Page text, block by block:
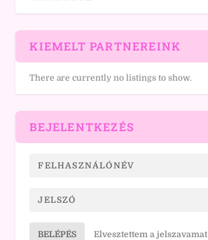
KIEMELT PARTNEREINK
There are currently no listings to show.
BEJELENTKEZÉS
BELÉPÉS Elvesztettem a jelszavamat